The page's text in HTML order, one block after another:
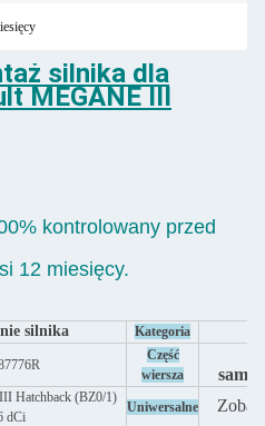
silnika dla
MEGANE III
kontrolowany przed
12 miesięcy.
silnika Kategoria
Część
wiersza
Hatchback (BZ0/1)
dCi
Uniwersalne